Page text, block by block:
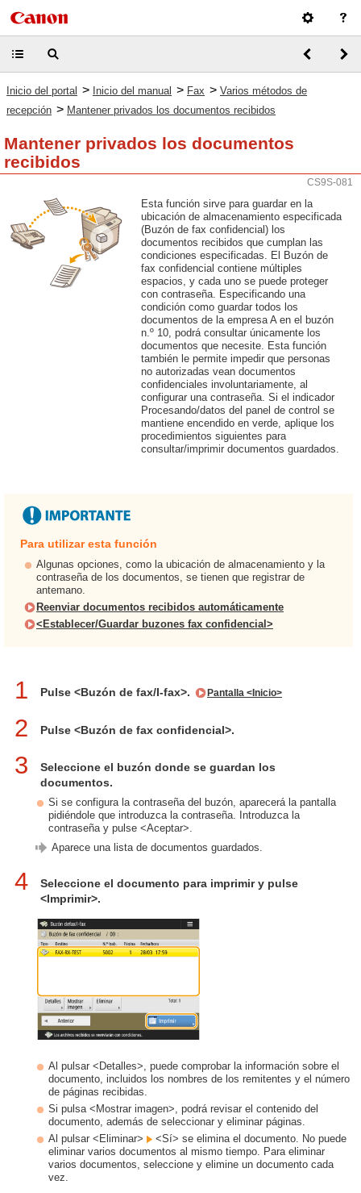
Inicio del portal > Inicio del manual > Fax > Varios métodos de
recepción > Mantener privados los documentos recibidos
Mantener privados los documentos
recibidos
CS9S-081
Esta función sirve para guardar en la
ubicación de almacenamiento especificada
(Buzón de fax confidencial) los
documentos recibidos que cumplan las
condiciones especificadas. El Buzón de
fax confidencial contiene múltiples
espacios, y cada uno se puede proteger
con contraseña. Especificando una
condición como guardar todos los
documentos de la empresa A en el buzón
n.º 10, podrá consultar únicamente los
documentos que necesite. Esta función
también le permite impedir que personas
no autorizadas vean documentos
confidenciales involuntariamente, al
configurar una contraseña. Si el indicador
Procesando/datos del panel de control se
mantiene encendido en verde, aplique los
procedimientos siguientes para
consultar/imprimir documentos guardados.
Para utilizar esta función
Algunas opciones, como la ubicación de almacenamiento y la
contraseña de los documentos, se tienen que registrar de
antemano.
Reenviar documentos recibidos automáticamente
<Establecer/Guardar buzones fax confidencial>
1 Pulse <Buzón de fax/I-fax>. Pantalla <Inicio>
2 Pulse <Buzón de fax confidencial>.
3
Seleccione el buzón donde se guardan los
documentos.
Si se configura la contraseña del buzón, aparecerá la pantalla
pidiéndole que introduzca la contraseña. Introduzca la
contraseña y pulse <Aceptar>.
Aparece una lista de documentos guardados.
4
Seleccione el documento para imprimir y pulse
<Imprimir>.
Al pulsar <Detalles>, puede comprobar la información sobre el
documento, incluidos los nombres de los remitentes y el número
de páginas recibidas.
Si pulsa <Mostrar imagen>, podrá revisar el contenido del
documento, además de seleccionar y eliminar páginas.
Al pulsar <Eliminar>
<Sí> se elimina el documento. No puede
eliminar varios documentos al mismo tiempo. Para eliminar
varios documentos, seleccione y elimine un documento cada
vez.